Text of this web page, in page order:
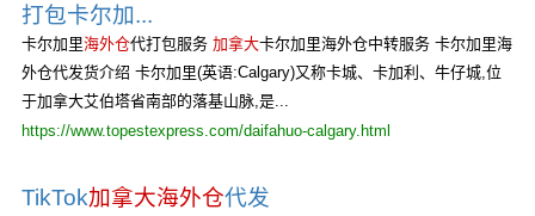
打包卡尔加...
卡尔加里海外仓代打包服务 加拿大卡尔加里海外仓中转服务 卡尔加里海
外仓代发货介绍 卡尔加里(英语:Calgary)又称卡城、卡加利、牛仔城,位
于加拿大艾伯塔省南部的落基山脉,是...
https://www.topestexpress.com/daifahuo-calgary.html
TikTok加拿大海外仓代发